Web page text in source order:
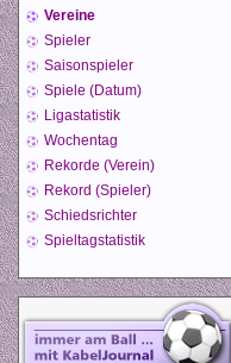
Vereine
Spieler
Saisonspieler
Spiele (Datum)
Ligastatistik
Wochentag
Rekorde (Verein)
Rekord (Spieler)
Schiedsrichter
Spieltagstatistik